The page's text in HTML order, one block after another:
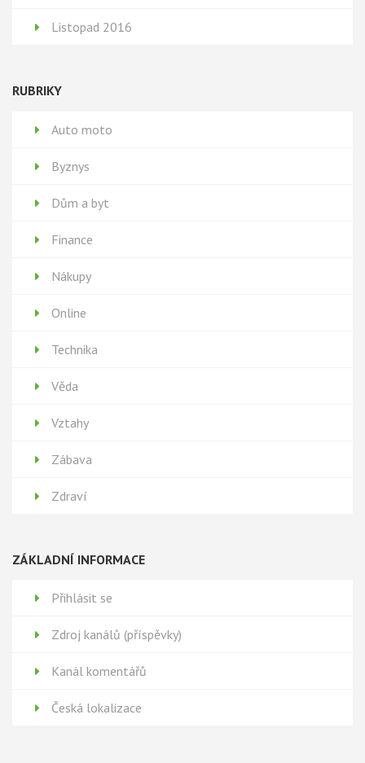
Listopad 2016
RUBRIKY
Auto moto
Byznys
Dům a byt
Finance
Nákupy
Online
Technika
Věda
Vztahy
Zábava
Zdraví
ZÁKLADNÍ INFORMACE
Přihlásit se
Zdroj kanálů (příspěvky)
Kanál komentářů
Česká lokalizace